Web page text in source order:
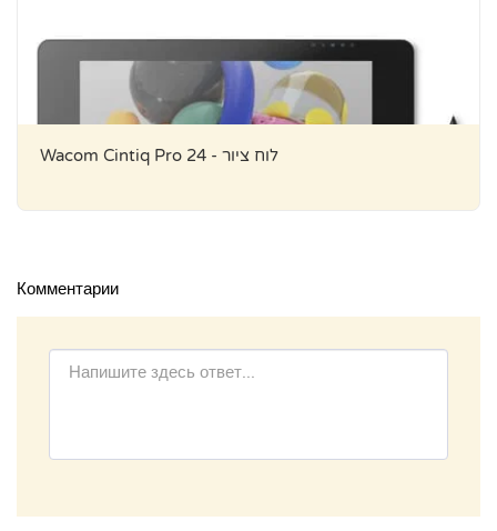
Wacom Cintiq Pro 24 - לוח ציור
Комментарии